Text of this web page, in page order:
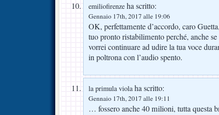
emiliofirenze ha scritto:
Gennaio 17th, 2017 alle 19:06
OK, perfettamente d’accordo, caro
tuo pronto ristabilimento perché, anche
vorrei continuare ad udire la tua voce
in poltrona con l’audio spento.
la primula violaha scritto:
Gennaio 17th, 2017 alle 19:11
… fossero anche 40 milioni, tutta questa